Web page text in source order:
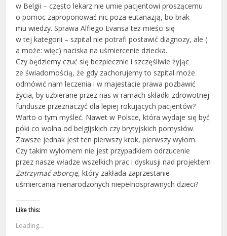
w Belgii – często lekarz nie umie pacjentowi proszącemu
o pomoc zaproponować nic poza eutanazją, bo brak
mu wiedzy. Sprawa Alfiego Evansa też mieści się
w tej kategorii – szpital nie potrafi postawić diagnozy, ale (
a może: więc) naciska na uśmiercenie dziecka.
Czy będziemy czuć się bezpiecznie i szczęśliwie żyjąc
ze świadomością, że gdy zachorujemy to szpital może
odmówić nam leczenia i w majestacie prawa pozbawić
życia, by uzbierane przez nas w ramach składki zdrowotnej
fundusze przeznaczyć dla lepiej rokujących pacjentów?
Warto o tym myśleć. Nawet w Polsce, która wydaje się być
póki co wolna od belgijskich czy brytyjskich pomysłów.
Zawsze jednak jest ten pierwszy krok, pierwszy wyłom.
Czy takim wyłomem nie jest przypadkiem odrzucenie
przez nasze władze wszelkich prac i dyskusji nad projektem
Zatrzymać aborcję, który zakłada zaprzestanie
uśmiercania nienarodzonych niepełnosprawnych dzieci?
Like this:
Loading...